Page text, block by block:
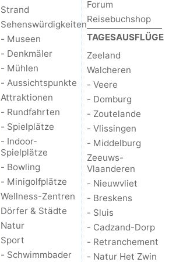
Strand
Sehenswürdigkeiten
- Museen
- Denkmäler
- Mühlen
- Aussichtspunkte
Attraktionen
- Rundfahrten
- Spielplätze
- Indoor-
Spielplätze
- Bowling
- Minigolfplätze
Wellness-Zentren
Dörfer & Städte
Natur
Sport
- Schwimmbader
Forum
Reisebuchshop
TAGESAUSFLÜGE
Zeeland
Walcheren
- Veere
- Domburg
- Zoutelande
- Vlissingen
- Middelburg
Zeeuws-
Vlaanderen
- Nieuwvliet
- Breskens
- Sluis
- Cadzand-Dorp
- Retranchement
- Natur Het Zwin